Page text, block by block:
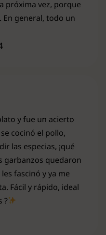
próxima vez, porque
En general, todo un
y fue un acierto
cocinó el pollo,
las especias, ¡qué
garbanzos quedaron
fascinó y ya me
Fácil y rápido, ideal
?